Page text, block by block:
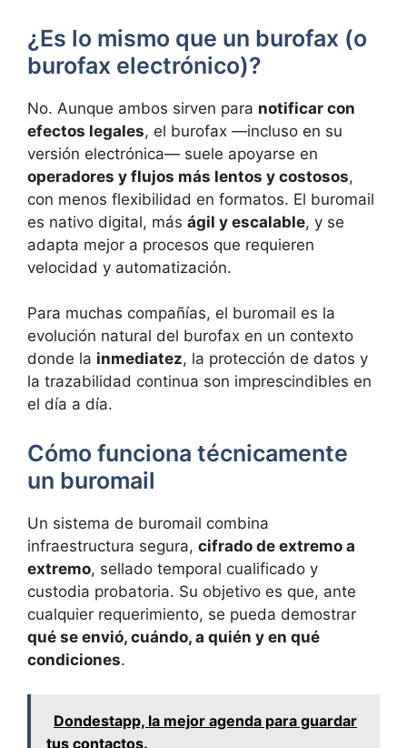
¿Es lo mismo que un burofax (o
burofax electrónico)?
No. Aunque ambos sirven para notificar con
efectos legales, el burofax —incluso en su
versión electrónica— suele apoyarse en
operadores y flujos más lentos y costosos,
con menos flexibilidad en formatos. El buromail
es nativo digital, más ágil y escalable, y se
adapta mejor a procesos que requieren
velocidad y automatización.
Para muchas compañías, el buromail es la
evolución natural del burofax en un contexto
donde la inmediatez, la protección de datos y
la trazabilidad continua son imprescindibles en
el día a día.
Cómo funciona técnicamente
un buromail
Un sistema de buromail combina
infraestructura segura, cifrado de extremo a
extremo, sellado temporal cualificado y
custodia probatoria. Su objetivo es que, ante
cualquier requerimiento, se pueda demostrar
qué se envió, cuándo, a quién y en qué
condiciones.
Dondestapp, la mejor agenda para guardar
tus contactos.